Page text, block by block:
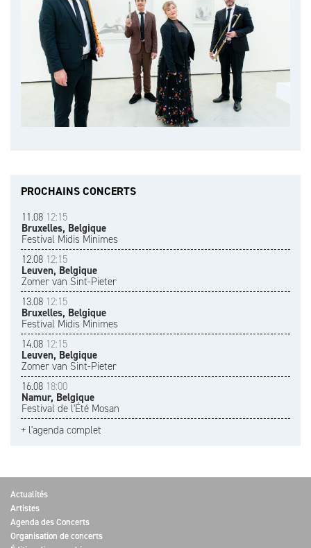
PROCHAINS CONCERTS
11.08 12:15
Bruxelles, Belgique
Festival Midis Minimes
12.08 12:15
Leuven, Belgique
Zomer van Sint-Pieter
13.08 12:15
Bruxelles, Belgique
Festival Midis Minimes
14.08 12:15
Leuven, Belgique
Zomer van Sint-Pieter
16.08 18:00
Namur, Belgique
Festival de l'Été Mosan
+ l'agenda complet
Actualités
Artistes
Agenda des Concerts
Organisation de concerts